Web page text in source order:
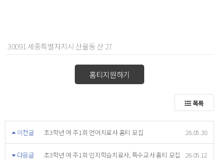
30091 세종특별자치시 산울동 산 27
홈티지원하기
목록
이전글 초3학년 여 주1회 언어치료사 홈티 모집 26.05.30
다음글 초3학년 여 주1회 인지학습치료사, 특수교사 홈티 모집 26.05.12